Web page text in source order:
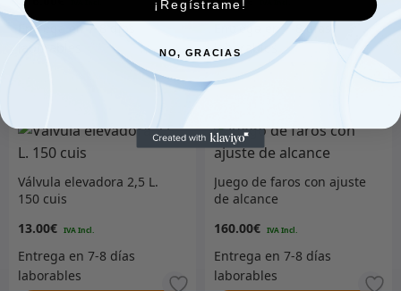
Añadir al carrito Añadir al carrito
Válvula elevadora 2,5 L.
150 cuis
13.00€
Juego de faros con ajuste
de alcance
160.00€
¡Regístrame!
NO, GRACIAS